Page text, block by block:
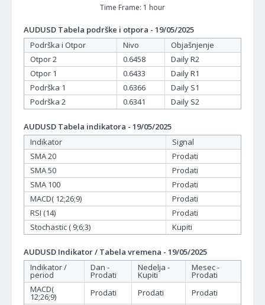
Time Frame: 1 hour
AUDUSD Tabela podrške i otpora - 19/05/2025
Podrška i Otpor
Nivo
Objašnjenje
Otpor 2
0.6458
Daily R2
Otpor 1
0.6433
Daily R1
Podrška 1
0.6366
Daily S1
Podrška 2
0.6341 Daily S2
AUDUSD Tabela indikatora - 19/05/2025
Indikator
Signal
SMA 20
Prodati
SMA 50
Prodati
SMA 100
Prodati
MACD( 12;26;9)
Prodati
RSI (14)
Prodati
Stochastic ( 9;6;3)
Kupiti
AUDUSD Indikator / Tabela vremena - 19/05/2025
Indikator /
period
Dan -
Prodati
Nedelja -
Kupiti
Mesec -
Prodati
MACD(
12;26;9) Prodati Prodati
Prodati